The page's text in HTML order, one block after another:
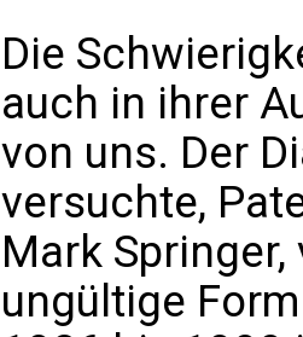
Die
auch in ihrer
von uns. Der
versuchte,
Mark
ungültige